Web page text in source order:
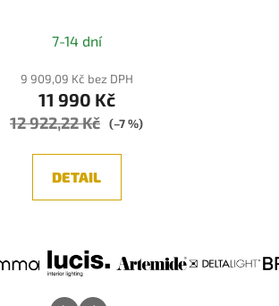
7-14 dní
9 909,09 Kč bez DPH
11 990 Kč
12 922,22 Kč (–7 %)
DETAIL